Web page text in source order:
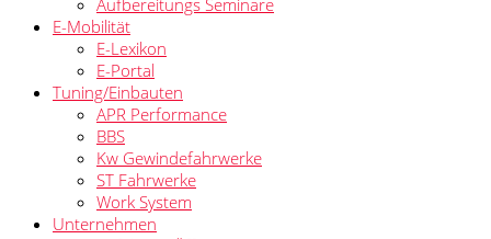
Aufbereitungs Seminare
E-Mobilität
E-Lexikon
E-Portal
Tuning/Einbauten
APR Performance
BBS
Kw Gewindefahrwerke
ST Fahrwerke
Work System
Unternehmen